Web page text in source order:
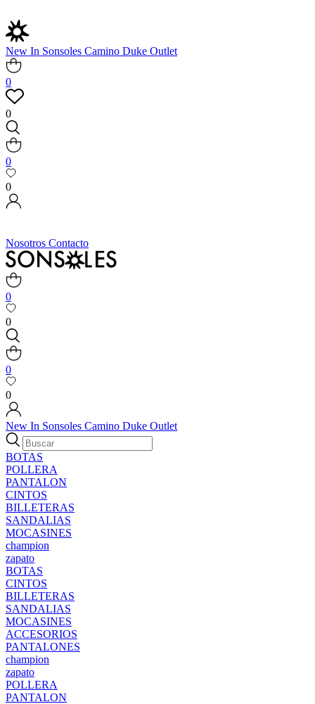
New In Sonsoles Camino Duke Outlet
0
0
0
0
Nosotros Contacto
0
0
0
0
New In Sonsoles Camino Duke Outlet
BOTAS
POLLERA
PANTALON
CINTOS
BILLETERAS
SANDALIAS
MOCASINES
champion
zapato
BOTAS
CINTOS
BILLETERAS
SANDALIAS
MOCASINES
ACCESORIOS
PANTALONES
champion
zapato
POLLERA
PANTALON